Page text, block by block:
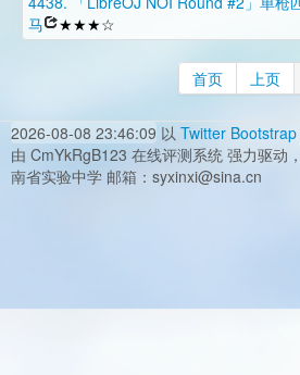
马
★★★☆
首页 上页
2026-08-08 23:46:09 以 Twitter Bootstrap
由 CmYkRgB123 在线评测系统 强力驱动
南省实验中学 邮箱：syxinxi@sina.cn